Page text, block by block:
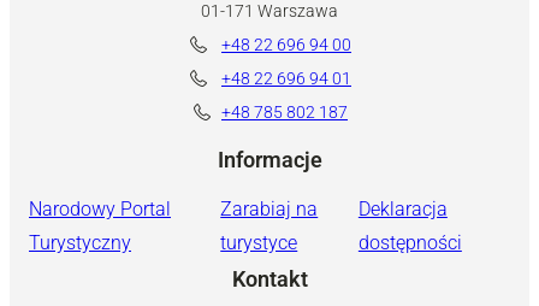
01-171 Warszawa
+48 22 696 94 00
+48 22 696 94 01
+48 785 802 187
Informacje
Narodowy Portal
Turystyczny
Zarabiaj na
turystyce
Deklaracja
dostępności
Kontakt